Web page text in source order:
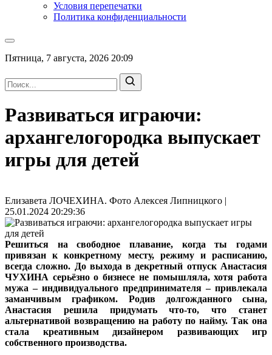
Условия перепечатки
Политика конфиденциальности
Пятница, 7 августа, 2026 20:09
Развиваться играючи:
архангелогородка выпускает
игры для детей
Елизавета ЛОЧЕХИНА. Фото Алексея Липницкого |
25.01.2024 20:29:36
Решиться на свободное плавание, когда ты годами
привязан к конкретному месту, режиму и расписанию,
всегда сложно. До выхода в декретный отпуск Анастасия
ЧУХИНА серьёзно о бизнесе не помышляла, хотя работа
мужа – индивидуального предпринимателя – привлекала
заманчивым графиком. Родив долгожданного сына,
Анастасия решила придумать что‑то, что станет
альтернативой возвращению на работу по найму. Так она
стала креативным дизайнером развивающих игр
собственного производства.